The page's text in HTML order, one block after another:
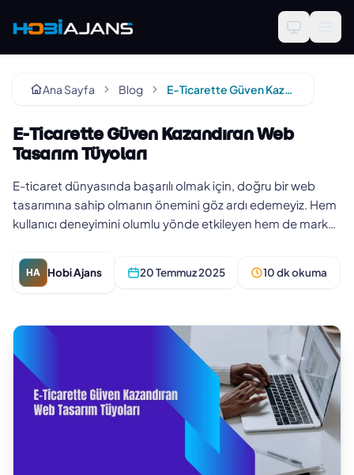
Ana Sayfa Blog E-Ticarette Güven Kazandıran Web Tasarım Tüyoları
E-Ticarette Güven Kazandıran Web
Tasarım Tüyoları
E-ticaret dünyasında başarılı olmak için, doğru bir web
tasarımına sahip olmanın önemini göz ardı edemeyiz. Hem
kullanıcı deneyimini olumlu yönde etkileyen hem de marka
HA Hobi Ajans 20 Temmuz 2025 10 dk okuma